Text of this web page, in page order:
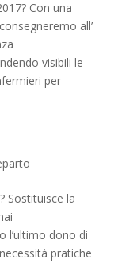
Con una
all’
visibili le
per
Sostituisce la
l’ultimo dono di
pratiche